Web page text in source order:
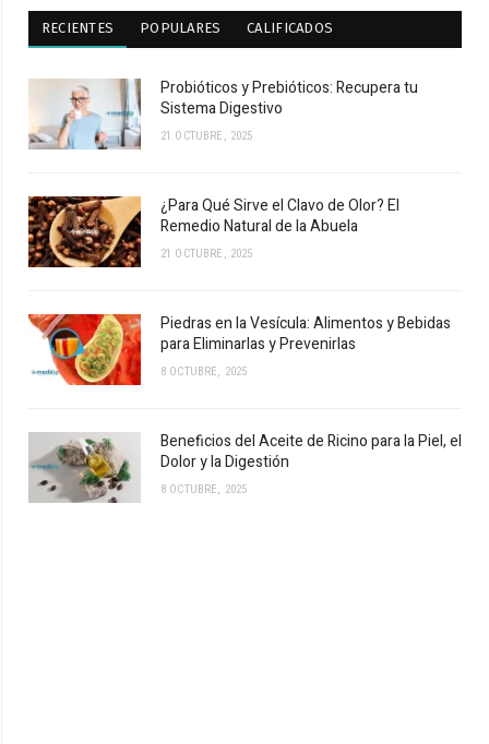
RECIENTES POPULARES CALIFICADOS
Probióticos y Prebióticos: Recupera tu
Sistema Digestivo
21 OCTUBRE, 2025
¿Para Qué Sirve el Clavo de Olor? El
Remedio Natural de la Abuela
21 OCTUBRE, 2025
Piedras en la Vesícula: Alimentos y Bebidas
para Eliminarlas y Prevenirlas
8 OCTUBRE, 2025
Beneficios del Aceite de Ricino para la Piel, el
Dolor y la Digestión
8 OCTUBRE, 2025